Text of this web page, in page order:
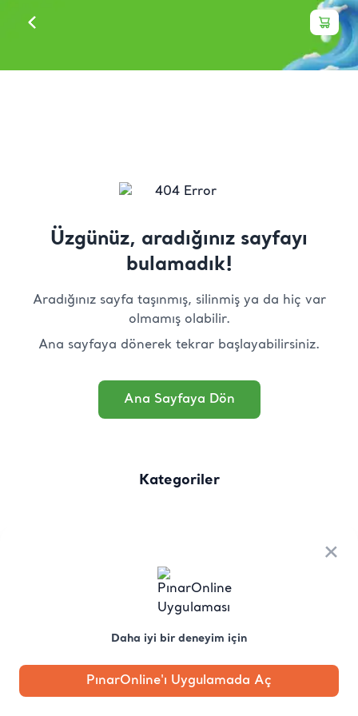
×
Daha iyi bir deneyim için
PınarOnline'ı Uygulamada Aç
Üzgünüz, aradığınız sayfayı
bulamadık!
Aradığınız sayfa taşınmış, silinmiş ya da hiç var
olmamış olabilir.
Ana sayfaya dönerek tekrar başlayabilirsiniz.
Ana Sayfaya Dön
Kategoriler